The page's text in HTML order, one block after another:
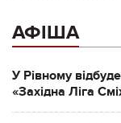
АФІША
У Рівному
«Західна Ліга